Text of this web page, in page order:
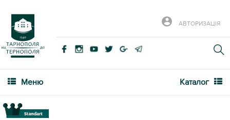
АВТОРИЗАЦІЯ
Меню Каталог